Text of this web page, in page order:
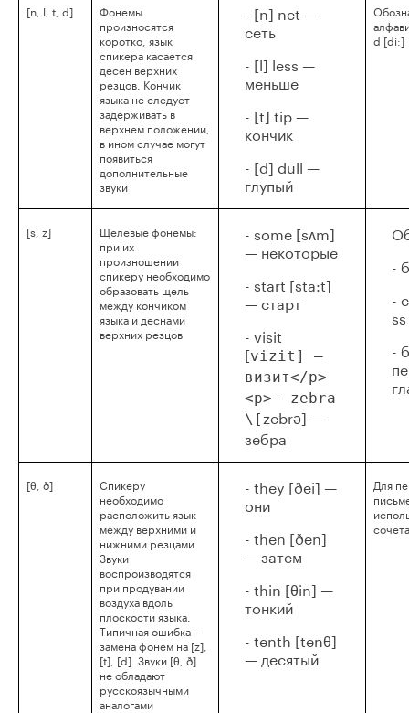
[n, l, t, d]
Фонемы
произносятся
коротко, язык
спикера касается
десен верхних
резцов. Кончик
языка не следует
задерживать в
верхнем положении,
в ином случае могут
появиться
дополнительные
звуки
- [n] net —
сеть
- [l] less —
меньше
- [t] tip —
кончик
- [d] dull —
глупый
d [di:]
[s, z]
Щелевые фонемы:
при их
произношении
спикеру необходимо
образовать щель
между кончиком
языка и деснами
верхних резцов
- some [sʌm]
— некоторые
- start [sta:t]
— старт
- visit
[vizit] —
визит</p>
<p>- zebra
\[ zebrə] —
зебра
-
-
ss
-
[θ, ð]
Спикеру
необходимо
расположить язык
между верхними и
нижними резцами.
Звуки
воспроизводятся
при продувании
воздуха вдоль
плоскости языка.
Типичная ошибка —
замена фонем на [z],
[t], [d]. Звуки [θ, ð]
не обладают
русскоязычными
аналогами
- they [ðei] —
они
- then [ðen]
— затем
- thin [θin] —
тонкий
- tenth [tenθ]
— десятый
Для